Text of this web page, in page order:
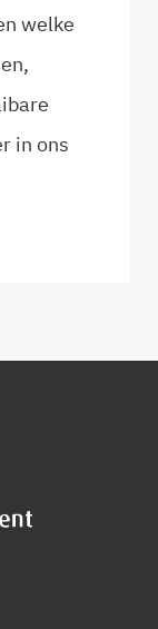
welke
in ons